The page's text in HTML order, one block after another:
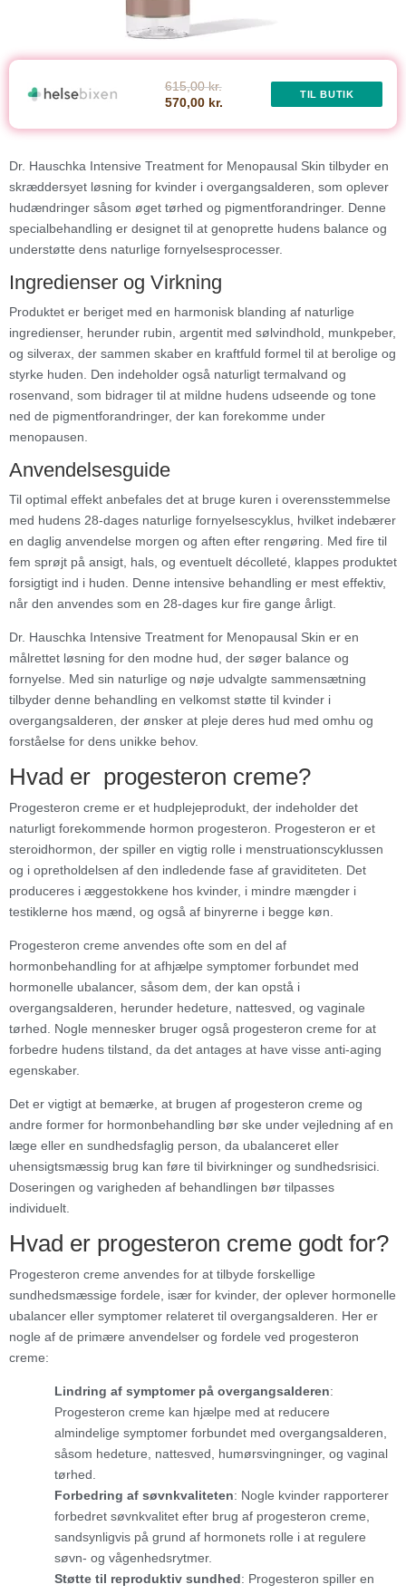
615,00 kr.
570,00 kr.
TIL BUTIK
Dr. Hauschka Intensive Treatment for Menopausal Skin tilbyder en
skræddersyet løsning for kvinder i overgangsalderen, som oplever
hudændringer såsom øget tørhed og pigmentforandringer. Denne
specialbehandling er designet til at genoprette hudens balance og
understøtte dens naturlige fornyelsesprocesser.
Ingredienser og Virkning
Produktet er beriget med en harmonisk blanding af naturlige
ingredienser, herunder rubin, argentit med sølvindhold, munkpeber,
og silverax, der sammen skaber en kraftfuld formel til at berolige og
styrke huden. Den indeholder også naturligt termalvand og
rosenvand, som bidrager til at mildne hudens udseende og tone
ned de pigmentforandringer, der kan forekomme under
menopausen.
Anvendelsesguide
Til optimal effekt anbefales det at bruge kuren i overensstemmelse
med hudens 28-dages naturlige fornyelsescyklus, hvilket indebærer
en daglig anvendelse morgen og aften efter rengøring. Med fire til
fem sprøjt på ansigt, hals, og eventuelt décolleté, klappes produktet
forsigtigt ind i huden. Denne intensive behandling er mest effektiv,
når den anvendes som en 28-dages kur fire gange årligt.
Dr. Hauschka Intensive Treatment for Menopausal Skin er en
målrettet løsning for den modne hud, der søger balance og
fornyelse. Med sin naturlige og nøje udvalgte sammensætning
tilbyder denne behandling en velkomst støtte til kvinder i
overgangsalderen, der ønsker at pleje deres hud med omhu og
forståelse for dens unikke behov.
Hvad er progesteron creme?
Progesteron creme er et hudplejeprodukt, der indeholder det
naturligt forekommende hormon progesteron. Progesteron er et
steroidhormon, der spiller en vigtig rolle i menstruationscyklussen
og i opretholdelsen af den indledende fase af graviditeten. Det
produceres i æggestokkene hos kvinder, i mindre mængder i
testiklerne hos mænd, og også af binyrerne i begge køn.
Progesteron creme anvendes ofte som en del af
hormonbehandling for at afhjælpe symptomer forbundet med
hormonelle ubalancer, såsom dem, der kan opstå i
overgangsalderen, herunder hedeture, nattesved, og vaginale
tørhed. Nogle mennesker bruger også progesteron creme for at
forbedre hudens tilstand, da det antages at have visse anti-aging
egenskaber.
Det er vigtigt at bemærke, at brugen af progesteron creme og
andre former for hormonbehandling bør ske under vejledning af en
læge eller en sundhedsfaglig person, da ubalanceret eller
uhensigtsmæssig brug kan føre til bivirkninger og sundhedsrisici.
Doseringen og varigheden af behandlingen bør tilpasses
individuelt.
Hvad er progesteron creme godt for?
Progesteron creme anvendes for at tilbyde forskellige
sundhedsmæssige fordele, især for kvinder, der oplever hormonelle
ubalancer eller symptomer relateret til overgangsalderen. Her er
nogle af de primære anvendelser og fordele ved progesteron
creme:
Lindring af symptomer på overgangsalderen:
Progesteron creme kan hjælpe med at reducere
almindelige symptomer forbundet med overgangsalderen,
såsom hedeture, nattesved, humørsvingninger, og vaginal
tørhed.
Forbedring af søvnkvaliteten: Nogle kvinder rapporterer
forbedret søvnkvalitet efter brug af progesteron creme,
sandsynligvis på grund af hormonets rolle i at regulere
søvn- og vågenhedsrytmer.
Støtte til reproduktiv sundhed: Progesteron spiller en